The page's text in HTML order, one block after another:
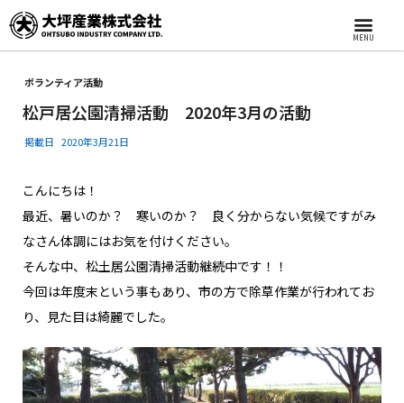
MENU
ボランティア活動
松戸居公園清掃活動 2020年3月の活動
掲載日 2020年3月21日
こんにちは！
最近、暑いのか？ 寒いのか？ 良く分からない気候ですがみ
なさん体調にはお気を付けください。
そんな中、松土居公園清掃活動継続中です！！
今回は年度末という事もあり、市の方で除草作業が行われてお
り、見た目は綺麗でした。